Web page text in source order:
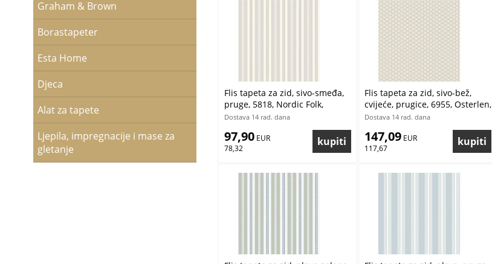
Flis tapeta za zid, sivo-smeđa,
pruge, 5818, Nordic Folk,
Borastapeter | Ljepilo Gratis
Dostava 14 rad. dana
97,90 EUR
78,32
Flis tapeta za zid, sivo-bež,
cvijeće, prugice, 6955, Osterlen,
Borastapeter | Ljepilo Gratis
Dostava 14 rad. dana
147,09 EUR
117,67
Graham & Brown
Borastapeter
Esta Home
Djeca
Alat za tapete
Ljepila, impregnacije i mase za
gletanje